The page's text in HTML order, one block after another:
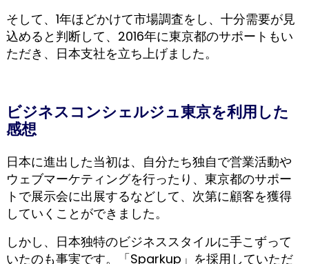
そして、1年ほどかけて市場調査をし、十分需要が見
込めると判断して、2016年に東京都のサポートもい
ただき、日本支社を立ち上げました。
ビジネスコンシェルジュ東京を利用した
感想
日本に進出した当初は、自分たち独自で営業活動や
ウェブマーケティングを行ったり、東京都のサポー
トで展示会に出展するなどして、次第に顧客を獲得
していくことができました。
しかし、日本独特のビジネススタイルに手こずって
いたのも事実です。「Sparkup」を採用していただ